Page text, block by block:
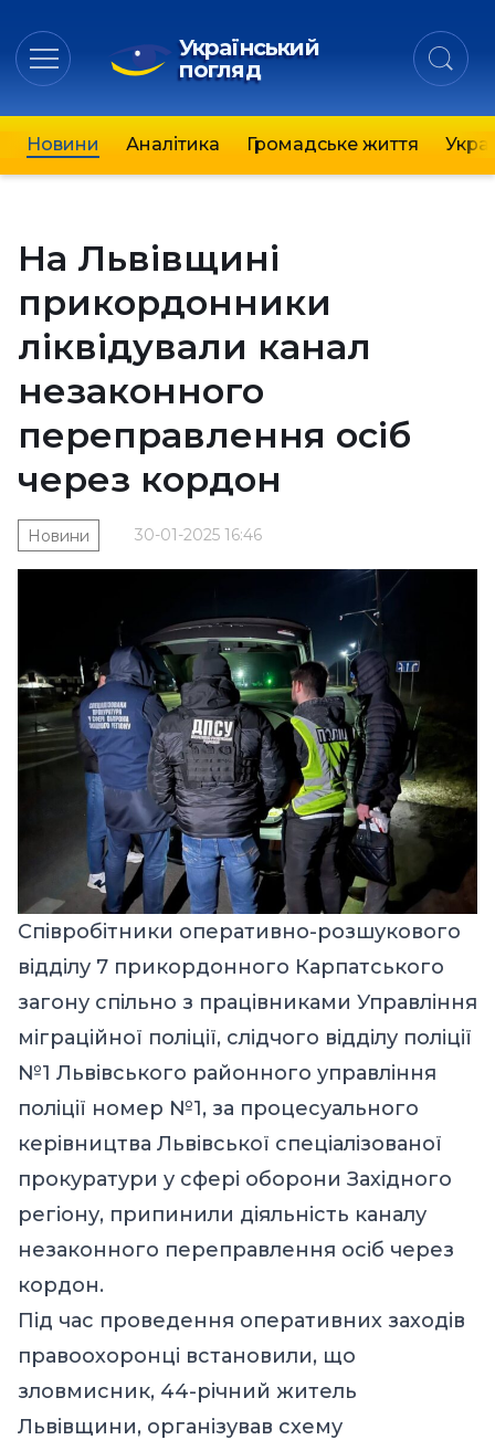
Український
погляд
Новини Аналітика Громадське життя
На Львівщині
прикордонники
ліквідували канал
незаконного
переправлення осіб
через кордон
30-01-2025 16:46
Новини
Співробітники оперативно-розшукового
відділу 7 прикордонного Карпатського
загону спільно з працівниками Управління
міграційної поліції, слідчого відділу поліції
№1 Львівського районного управління
поліції номер №1, за процесуального
керівництва Львівської спеціалізованої
прокуратури у сфері оборони Західного
регіону, припинили діяльність каналу
незаконного переправлення осіб через
кордон.
Під час проведення оперативних заходів
правоохоронці встановили, що
зловмисник, 44-річний житель
Львівщини, організував схему